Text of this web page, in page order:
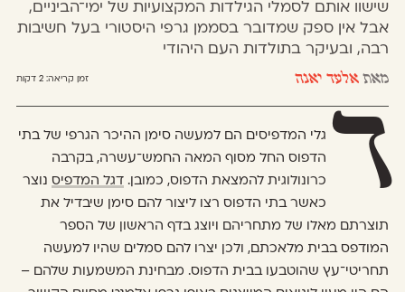
שישוו אותם לסמלי הגילדות המקצועיות של ימי־הביניים,
אבל אין ספק שמדובר בסממן גרפי היסטורי בעל חשיבות
רבה, ובעיקר בתולדות העם היהודי
מאת אלעד יאנה זמן קריאה:2 דקות
ד
גלי המדפיסים הם למעשה סימן ההיכר הגרפי של בתי
הדפוס החל מסוף המאה החמש־עשרה, בקרבה
כרונולוגית להמצאת הדפוס, כמובן. דגל המדפיס נוצר
כאשר בתי הדפוס רצו ליצור להם סימן שיבדיל את
תוצרתם מאלו של מתחריהם ויוצג בדף הראשון של הספר
המודפס בבית מלאכתם, ולכן יצרו להם סמלים שהיו למעשה
תחריטי־עץ שהוטבעו בבית הדפוס. מבחינת המשמעות שלהם –